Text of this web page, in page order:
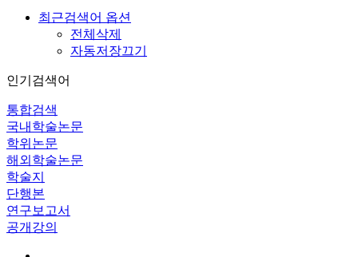
최근검색어 옵션
전체삭제
자동저장끄기
인기검색어
통합검색
국내학술논문
학위논문
해외학술논문
학술지
단행본
연구보고서
공개강의